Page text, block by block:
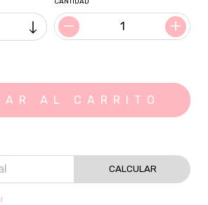
CALCULAR